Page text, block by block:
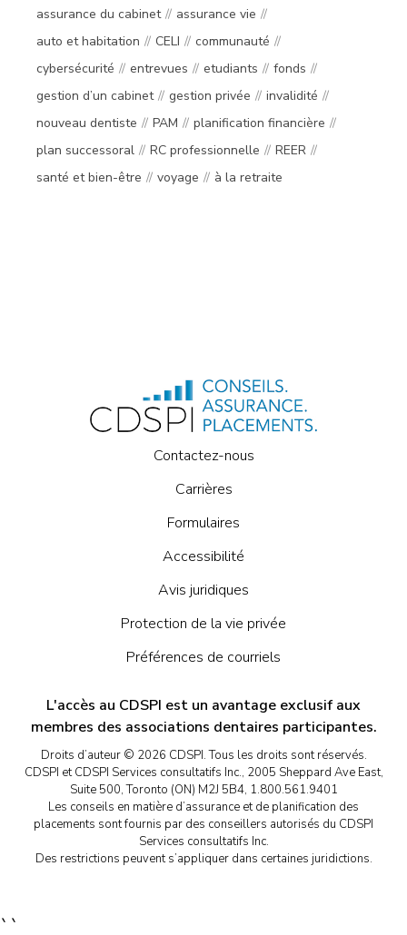
assurance du cabinet
assurance vie
auto et habitation
CELI
communauté
cybersécurité
entrevues etudiants
fonds
gestion d’un cabinet
gestion privée
invalidité
nouveau dentiste
PAM
planification financière
plan successoral
RC professionnelle
REER
santé et bien-être
voyage à la retraite
Contactez-nous
Carrières
Formulaires
Accessibilité
Avis juridiques
Protection de la vie privée
Préférences de courriels
L'accès au CDSPI est un avantage exclusif aux
membres des associations dentaires participantes.
Droits d’auteur © 2026 CDSPI. Tous les droits sont réservés.
CDSPI et CDSPI Services consultatifs Inc., 2005 Sheppard Ave East,
Suite 500, Toronto (ON) M2J 5B4, 1.800.561.9401
Les conseils en matière d’assurance et de planification des
placements sont fournis par des conseillers autorisés du CDSPI
Services consultatifs Inc.
Des restrictions peuvent s’appliquer dans certaines juridictions.
``